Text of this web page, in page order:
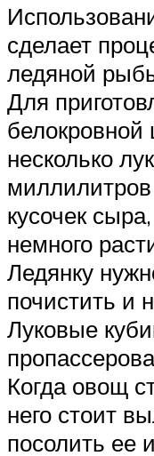
сделает
ледяной
Для
несколько
кусочек
немного
Ледянку
почистить и
Луковые
Когда овощ
него стоит
посолить ее